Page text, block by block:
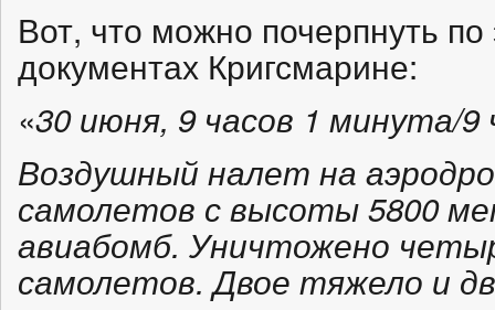
Вот, что можно почерпнуть
документах Кригсмарине:
«30 июня, 9 часов 1 минута/
Воздушный налет на
самолетов с высоты 5800
авиабомб. Уничтожено
самолетов. Двое тяжело и